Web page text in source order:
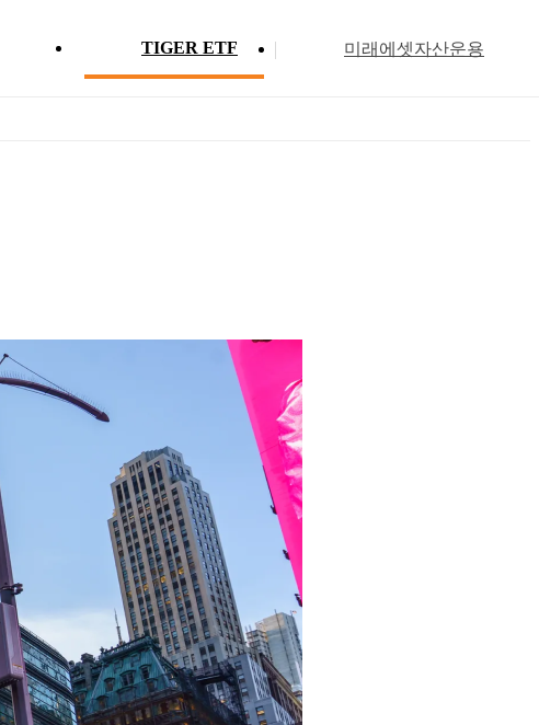
TIGER ETF 미래에셋자산운용
ETF 분배금 현황